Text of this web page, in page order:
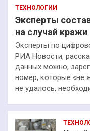
ТЕХНОЛОГИИ
Эксперты
на случай
Эксперты по
РИА Новости,
данных можно,
номер, которые «не
не удалось,